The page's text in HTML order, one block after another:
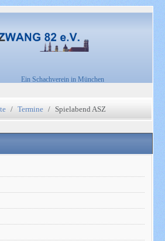
Ein Schachverein in München
Termine Spielabend ASZ